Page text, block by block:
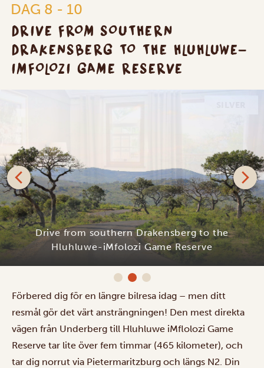
DAG 8 - 10
DRIVE FROM SOUTHERN
DRAKENSBERG TO THE HLUHLUWE-
IMFOLOZI GAME RESERVE
Emdoneni Lodge
Förbered dig för en längre bilresa idag – men ditt
resmål gör det värt ansträngningen! Den mest direkta
vägen från Underberg till Hluhluwe iMflolozi Game
Reserve tar lite över fem timmar (465 kilometer), och
tar dig norrut via Pietermaritzburg och längs N2. Din